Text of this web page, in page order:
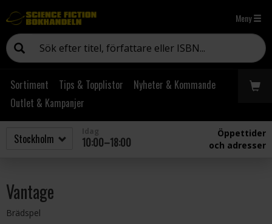
Meny
Sortiment Tips & Topplistor
Nyheter & Kommande
Outlet & Kampanjer
10:00–18:00
Öppettider
och adresser
Vantage
Brädspel